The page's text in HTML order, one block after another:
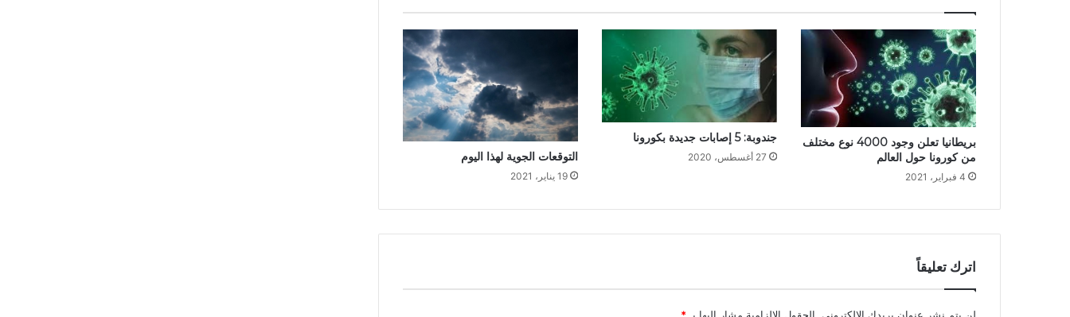
بريطانيا تعلن وجود 4000 نوع مختلف
من كورونا حول العالم
4 فبراير، 2021
جندوبة: 5 إصابات جديدة بكورونا
27 أغسطس، 2020 التوقعات الجوية لهذا اليوم
19 يناير، 2021
اترك تعليقاً